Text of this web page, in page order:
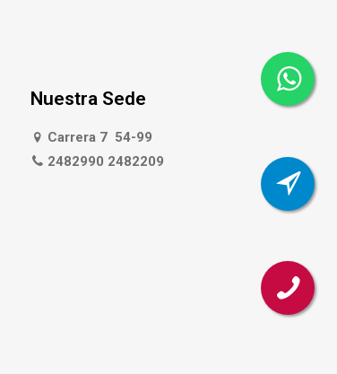
Nuestra Sede
Carrera 7 54-99
2482990 2482209